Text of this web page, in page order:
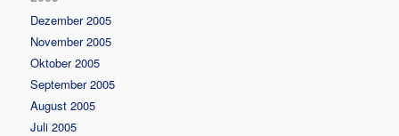
Dezember 2005
November 2005
Oktober 2005
September 2005
August 2005
Juli 2005